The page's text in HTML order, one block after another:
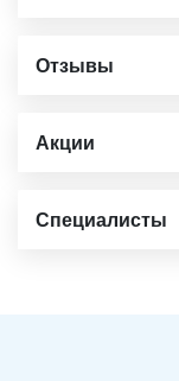
Отзывы
Акции
Специалисты